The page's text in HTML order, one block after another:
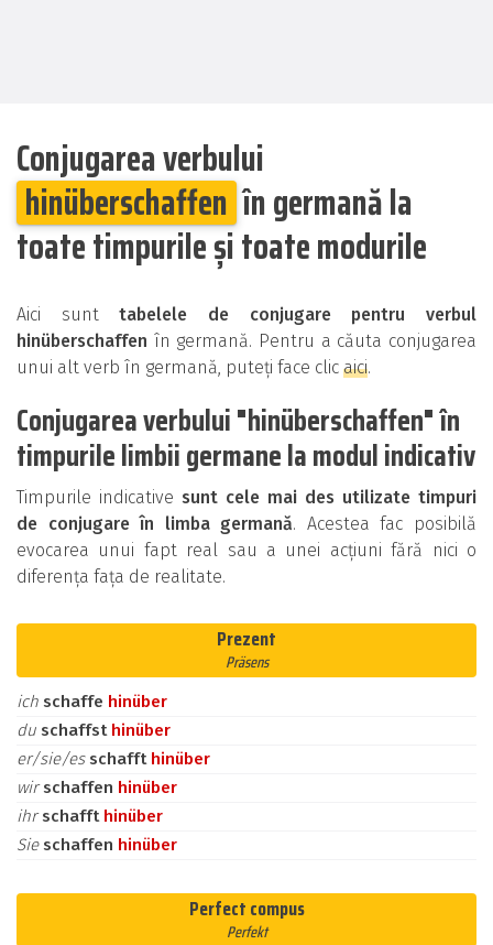
Conjugarea verbului
hinüberschaffen în germană la
toate timpurile și toate modurile
Aici sunttabelele de conjugare pentru verbul
hinüberschaffen în germană. Pentru a căuta conjugarea
unui alt verb în germană, puteți face clic aici.
Conjugarea verbului "hinüberschaffen" în
timpurile limbii germane la modul indicativ
Timpurile indicative sunt cele mai des utilizate timpuri
de conjugare în limba germană. Acestea fac posibilă
evocarea unui fapt real sau a unei acțiuni fără nici o
diferența fața de realitate.
Prezent
Präsens
ich schaffe hinüber
du schaffst hinüber
er/sie/es schafft hinüber
wirschaffen hinüber
ihrschafft hinüber
Sie schaffen hinüber
Perfect compus
Perfekt